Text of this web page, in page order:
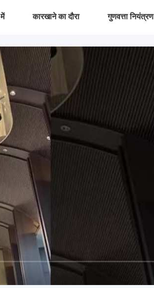
कारखाने का दौरा गुणवत्ता नियंत्रण